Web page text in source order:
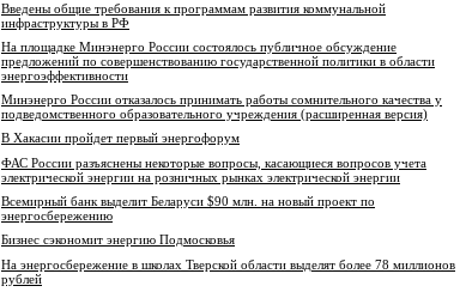
Введены общие требования к программам развития коммунальной
инфраструктуры в РФ
На площадке Минэнерго России состоялось публичное обсуждение
предложений по совершенствованию государственной политики в области
энергоэффективности
Минэнерго России отказалось принимать работы сомнительного качества у
подведомственного образовательного учреждения (расширенная версия)
В Хакасии пройдет первый энергофорум
ФАС России разъяснены некоторые вопросы, касающиеся вопросов учета
электрической энергии на розничных рынках электрической энергии
Всемирный банк выделит Беларуси $90 млн. на новый проект по
энергосбережению
Бизнес сэкономит энергию Подмосковья
На энергосбережение в школах Тверской области выделят более 78 миллионов
рублей